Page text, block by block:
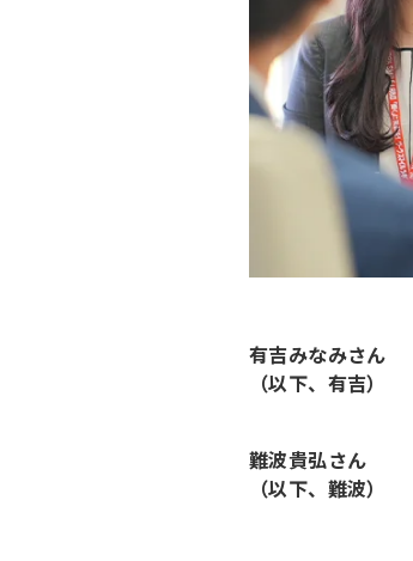
有吉みなみさん
（以下、有吉）
難波貴弘さん
（以下、難波）